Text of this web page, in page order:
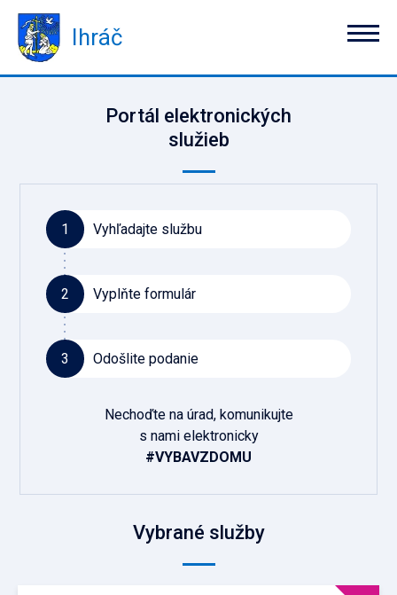
Ihráč
Portál elektronických
služieb
1 Vyhľadajte službu
2 Vyplňte formulár
3 Odošlite podanie
Nechoďte na úrad, komunikujte
s nami elektronicky
#VYBAVZDOMU
Vybrané služby